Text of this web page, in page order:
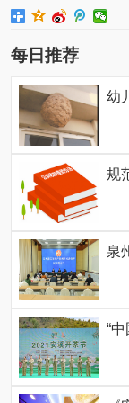
每日推荐
幼
规
泉
“